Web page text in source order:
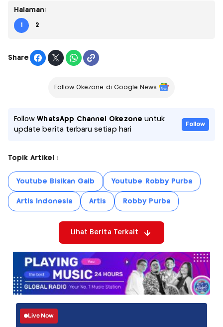
Halaman:
1 2
Share
Follow Okezone di Google News
FollowWhatsApp Channel Okezone untuk
update berita terbaru setiap hari
Follow
Topik Artikel :
Youtube Bisikan Gaib Youtube Robby Purba
Artis Indonesia Artis Robby Purba
Lihat Berita Terkait
Live Now